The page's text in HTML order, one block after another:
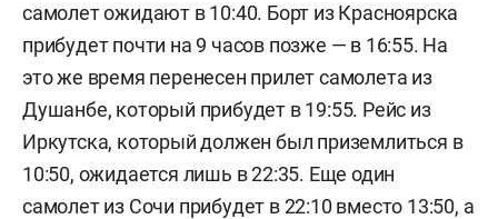
самолет ожидают в 10:40. Борт из Красноярска
прибудет почти на 9 часов позже — в 16:55. На
это же время перенесен прилет самолета из
Душанбе, который прибудет в 19:55. Рейс из
Иркутска, который должен был приземлиться в
10:50, ожидается лишь в 22:35. Еще один
самолет из Сочи прибудет в 22:10 вместо 13:50, а